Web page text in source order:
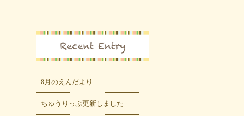
8月のえんだより
ちゅうりっぷ更新しました